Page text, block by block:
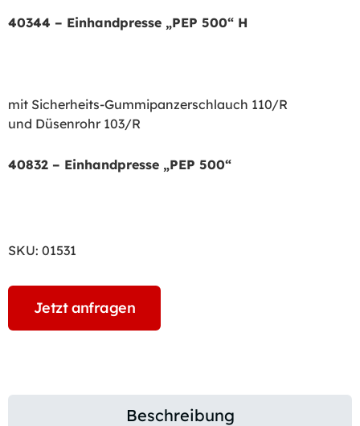
40344 – Einhandpresse „PEP 500“ H
mit Sicherheits-Gummipanzerschlauch 110/R
und Düsenrohr 103/R
40832 – Einhandpresse „PEP 500“
SKU: 01531
Jetzt anfragen
Beschreibung